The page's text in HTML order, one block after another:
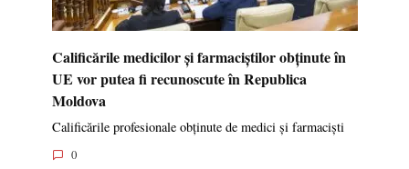
Calificările medicilor și farmaciștilor obținute în
UE vor putea fi recunoscute în Republica
Moldova
Calificările profesionale obținute de medici și farmaciști
0